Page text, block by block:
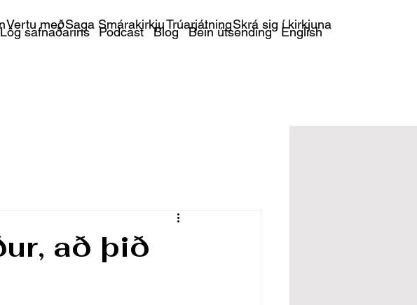
Vertu meðSaga SmárakirkjuTrúarjátningSkrá sig í kirkjuna
Lög safnaðarins Podcast Blog Bein útsending English
að þið